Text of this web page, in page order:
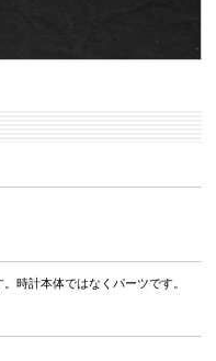
時計本体ではなくパーツです。